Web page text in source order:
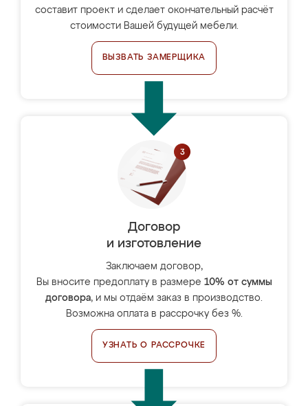
составит проект и сделает окончательный расчёт
стоимости Вашей будущей мебели.
ВЫЗВАТЬ ЗАМЕРЩИКА
Договор
и изготовление
Заключаем договор,
Вы вносите предоплату в размере 10% от суммы
договора, и мы отдаём заказ в производство.
Возможна оплата в рассрочку без %.
УЗНАТЬ О РАССРОЧКЕ